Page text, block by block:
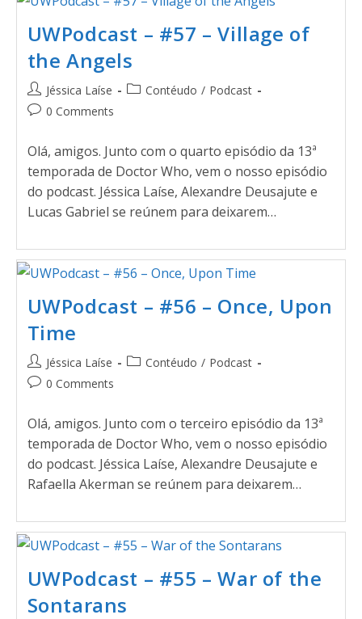
UWPodcast – #57 – Village of
the Angels
Jéssica Laíse Contéudo / Podcast
0 Comments
Olá, amigos. Junto com o quarto episódio da 13ª
temporada de Doctor Who, vem o nosso episódio
do podcast. Jéssica Laíse, Alexandre Deusajute e
Lucas Gabriel se reúnem para deixarem…
UWPodcast – #56 – Once, Upon
Time
Jéssica Laíse Contéudo / Podcast
0 Comments
Olá, amigos. Junto com o terceiro episódio da 13ª
temporada de Doctor Who, vem o nosso episódio
do podcast. Jéssica Laíse, Alexandre Deusajute e
Rafaella Akerman se reúnem para deixarem…
UWPodcast – #55 – War of the
Sontarans